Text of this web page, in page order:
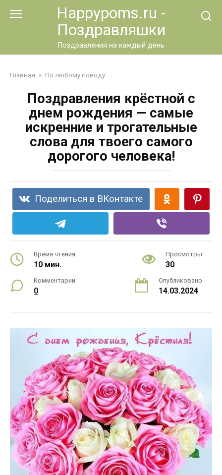
Happypoms.ru -
Поздравляшки
Поздравления на каждый день
Главная » По любому поводу
Поздравления крёстной с
днем рождения — самые
искренние и трогательные
слова для твоего самого
дорогого человека!
Поделиться в ВКонтакте
Время чтения
10 мин.
Просмотры
30
Комментарии
0
Опубликовано
14.03.2024